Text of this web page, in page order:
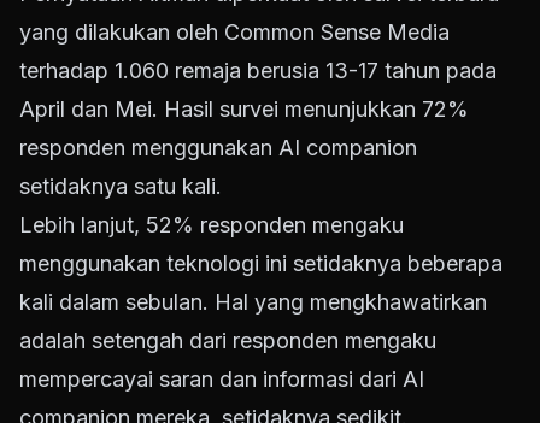
yang dilakukan oleh Common Sense Media
terhadap 1.060 remaja berusia 13-17 tahun pada
April dan Mei. Hasil survei menunjukkan 72%
responden menggunakan AI companion
setidaknya satu kali.
Lebih lanjut, 52% responden mengaku
menggunakan teknologi ini setidaknya beberapa
kali dalam sebulan. Hal yang mengkhawatirkan
adalah setengah dari responden mengaku
mempercayai saran dan informasi dari AI
companion mereka, setidaknya sedikit.